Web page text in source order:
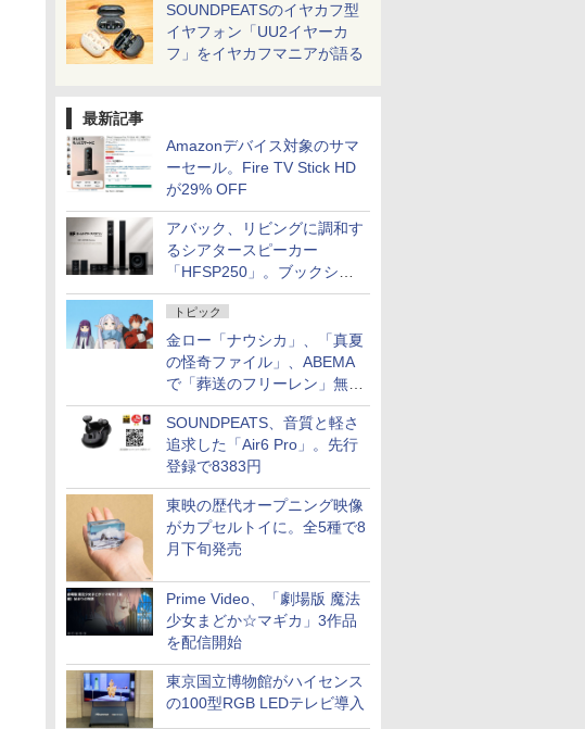
SOUNDPEATSのイヤカフ型
イヤフォン「UU2イヤーカ
フ」をイヤカフマニアが語る
最新記事
Amazonデバイス対象のサマ
ーセール。Fire TV Stick HD
が29% OFF
アバック、リビングに調和す
るシアタースピーカー
「HFSP250」。ブックシェ
ルフはペア3万円以下
トピック
金ロー「ナウシカ」、「真夏
の怪奇ファイル」、ABEMA
で「葬送のフリーレン」無料
配信など。夏の特番・配信情
報
SOUNDPEATS、音質と軽さ
追求した「Air6 Pro」。先行
登録で8383円
東映の歴代オープニング映像
がカプセルトイに。全5種で8
月下旬発売
Prime Video、「劇場版 魔法
少女まどか☆マギカ」3作品
を配信開始
東京国立博物館がハイセンス
の100型RGB LEDテレビ導入